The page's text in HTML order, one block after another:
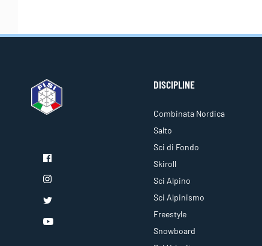
DISCIPLINE
Combinata Nordica
Salto
Sci di Fondo
Skiroll
Sci Alpino
Sci Alpinismo
Freestyle
Snowboard